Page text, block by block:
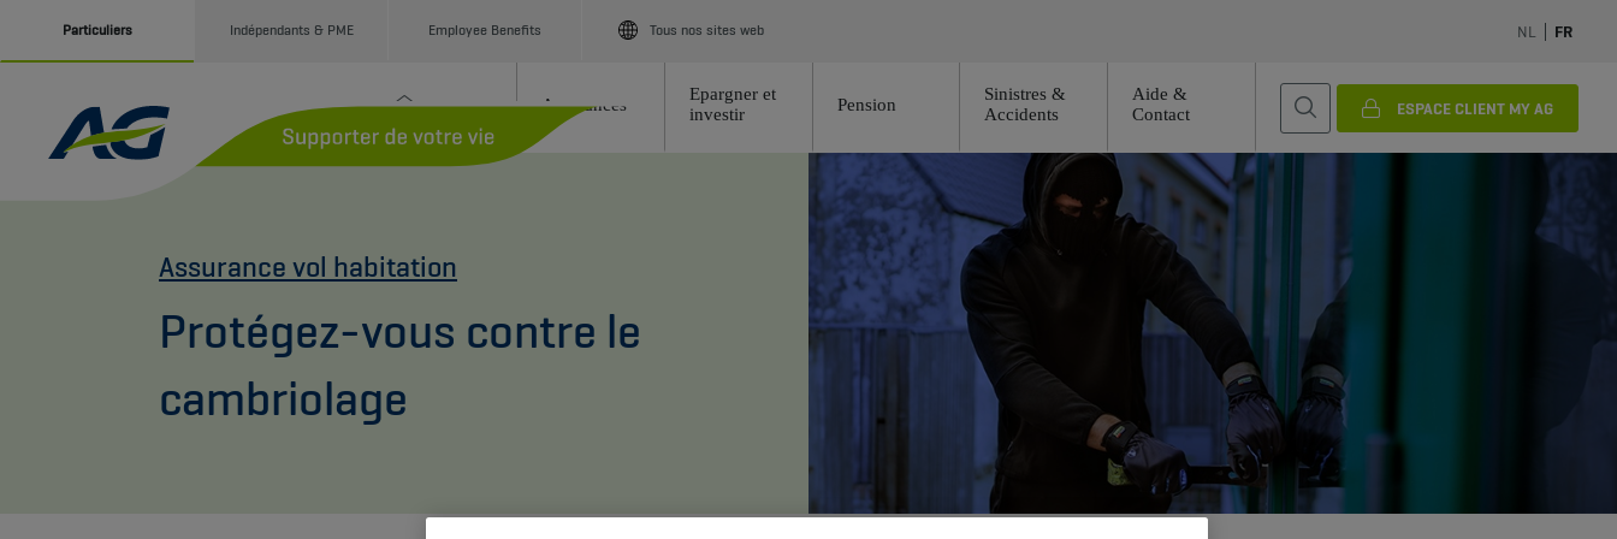
Particuliers Indépendants & PME Employee Benefits Tous nos sites web NL FR
Assurances
Epargner et
investir
Pension
Sinistres &
Accidents
Aide &
Contact
ESPACE CLIENT MY AG
Assurance vol habitation
Protégez-vous contre le
cambriolage